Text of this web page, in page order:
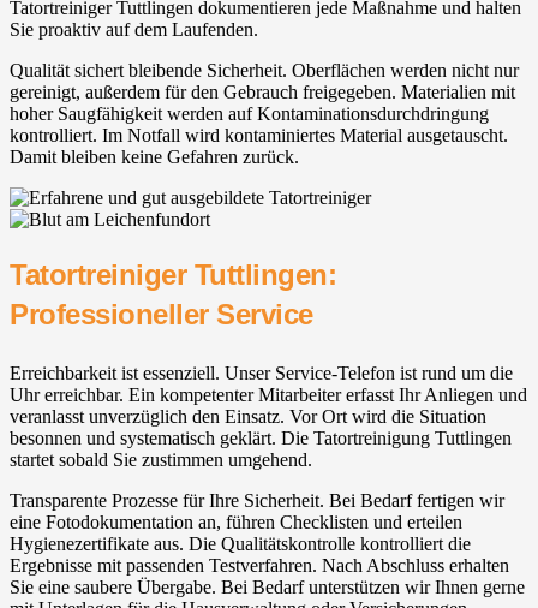
Tatortreiniger Tuttlingen dokumentieren jede Maßnahme und halten
Sie proaktiv auf dem Laufenden.
Qualität sichert bleibende Sicherheit. Oberflächen werden nicht nur
gereinigt, außerdem für den Gebrauch freigegeben. Materialien mit
hoher Saugfähigkeit werden auf Kontaminationsdurchdringung
kontrolliert. Im Notfall wird kontaminiertes Material ausgetauscht.
Damit bleiben keine Gefahren zurück.
Tatortreiniger Tuttlingen:
Professioneller Service
Erreichbarkeit ist essenziell. Unser Service-Telefon ist rund um die
Uhr erreichbar. Ein kompetenter Mitarbeiter erfasst Ihr Anliegen und
veranlasst unverzüglich den Einsatz. Vor Ort wird die Situation
besonnen und systematisch geklärt. Die Tatortreinigung Tuttlingen
startet sobald Sie zustimmen umgehend.
Transparente Prozesse für Ihre Sicherheit. Bei Bedarf fertigen wir
eine Fotodokumentation an, führen Checklisten und erteilen
Hygienezertifikate aus. Die Qualitätskontrolle kontrolliert die
Ergebnisse mit passenden Testverfahren. Nach Abschluss erhalten
Sie eine saubere Übergabe. Bei Bedarf unterstützen wir Ihnen gerne